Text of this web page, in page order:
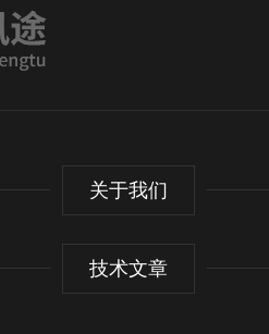
关于我们
技术文章